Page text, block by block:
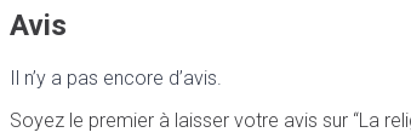
Avis
Il n’y a pas encore d’avis.
Soyez le premier à laisser votre avis sur “La